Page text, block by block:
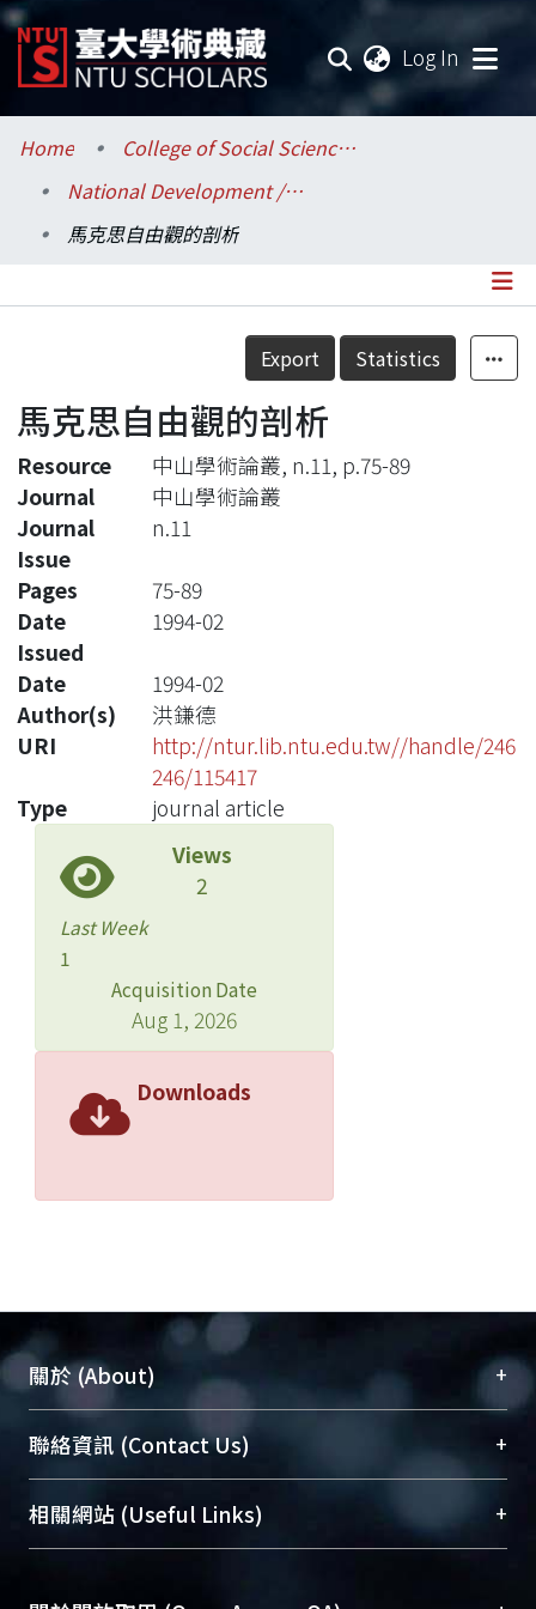
Log In
Communities & Collections
Research Outputs
Statistics
Home
College of Social Sciences / 社會科學院
National Development / 國家發展研究所
馬克思自由觀的剖析
Details
Export Statistics
馬克思自由觀的剖析
Resource
中山學術論叢, n.11, p.75-89
Journal
中山學術論叢
Journal
Issue
n.11
Pages
75-89
Date
Issued
1994-02
Date
1994-02
Author(s)
洪鎌德
URI
http://ntur.lib.ntu.edu.tw//handle/246
246/115417
Type
journal article
Views
2
Last Week
1
Acquisition Date
Aug 1, 2026
Downloads
關於 (About) +
臺大位居世界頂尖大學之列，為永久珍藏及向國際
展現本校豐碩的研究成果及學術能量，圖書館整合
機構典藏（NTUR）與學術庫（AH）不同功能平
台，成為臺大學術典藏NTU scholars。期能整合研
成果。
聯絡資訊 (Contact Us) +
總館學科館員(Main Library)
醫學圖書館學科館員(Medical Library)
相關網站 (Useful Links) +